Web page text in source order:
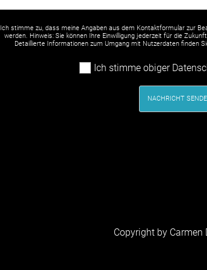
Ich stimme zu, dass meine Angaben aus dem Kontaktformular zur
werden. Hinweis: Sie können Ihre Einwilligung jederzeit für die
Detaillierte Informationen zum Umgang mit Nutzerdaten finden
Ich stimme obiger
NACHRICHT
Copyright by Carmen